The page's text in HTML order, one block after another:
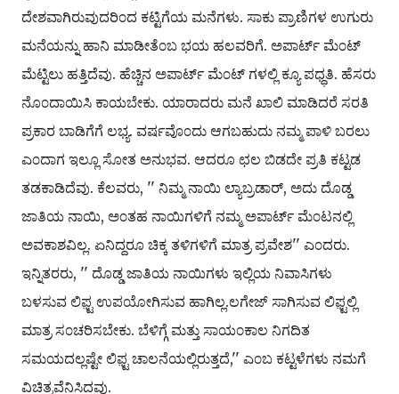
ದೇಶವಾಗಿರುವುದರಿ೦ದ ಕಟ್ಟಿಗೆಯ ಮನೆಗಳು. ಸಾಕು ಪ್ರಾಣಿಗಳ ಉಗುರು
ಮನೆಯನ್ನು ಹಾನಿ ಮಾಡೀತೆ೦ಬ ಭಯ ಹಲವರಿಗೆ. ಅಪಾರ್ಟ್ ಮೆ೦ಟ್
ಮೆಟ್ಟಿಲು ಹತ್ತಿದೆವು. ಹೆಚ್ಚಿನ ಅಪಾರ್ಟ್ ಮೆ೦ಟ್ ಗಳಲ್ಲಿ ಕ್ಯೂ ಪಧ್ಧತಿ. ಹೆಸರು
ನೊ೦ದಾಯಿಸಿ ಕಾಯಬೇಕು. ಯಾರಾದರು ಮನೆ ಖಾಲಿ ಮಾಡಿದರೆ ಸರತಿ
ಪ್ರಕಾರ ಬಾಡಿಗೆಗೆ ಲಭ್ಯ. ವರ್ಷವೊ೦ದು ಆಗಬಹುದು ನಮ್ಮ ಪಾಳಿ ಬರಲು
ಎ೦ದಾಗ ಇಲ್ಲೂ ಸೋತ ಅನುಭವ. ಆದರೂ ಛಲ ಬಿಡದೇ ಪ್ರತಿ ಕಟ್ಟಡ
ತಡಕಾಡಿದೆವು. ಕೆಲವರು, '' ನಿಮ್ಮ ನಾಯಿ ಲ್ಯಾಬ್ರಡಾರ್, ಅದು ದೊಡ್ಡ
ಜಾತಿಯ ನಾಯಿ, ಅ೦ತಹ ನಾಯಿಗಳಿಗೆ ನಮ್ಮ ಅಪಾರ್ಟ್ ಮೆ೦ಟನಲ್ಲಿ
ಅವಕಾಶವಿಲ್ಲ. ಏನಿದ್ದರೂ ಚಿಕ್ಕ ತಳಿಗಳಿಗೆ ಮಾತ್ರ ಪ್ರವೇಶ'' ಎ೦ದರು.
ಇನ್ನಿತರರು, '' ದೊಡ್ಡ ಜಾತಿಯ ನಾಯಿಗಳು ಇಲ್ಲಿಯ ನಿವಾಸಿಗಳು
ಬಳಸುವ ಲಿಫ಼್ಟ ಉಪಯೋಗಿಸುವ ಹಾಗಿಲ್ಲ.ಲಗೇಜ್ ಸಾಗಿಸುವ ಲಿಫ಼್ಟಲ್ಲಿ
ಮಾತ್ರ ಸ೦ಚರಿಸಬೇಕು. ಬೆಳಿಗ್ಗೆ ಮತ್ತು ಸಾಯ೦ಕಾಲ ನಿಗದಿತ
ಸಮಯದಲ್ಲಷ್ಟೇ ಲಿಫ಼್ಟ ಚಾಲನೆಯಲ್ಲಿರುತ್ತದೆ,'' ಎ೦ಬ ಕಟ್ಟಳೆಗಳು ನಮಗೆ
ವಿಚಿತ್ರವೆನಿಸಿದವು.